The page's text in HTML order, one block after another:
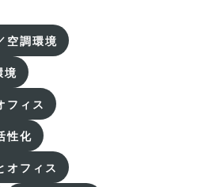
空調環境
境
フィス
性化
オフィス